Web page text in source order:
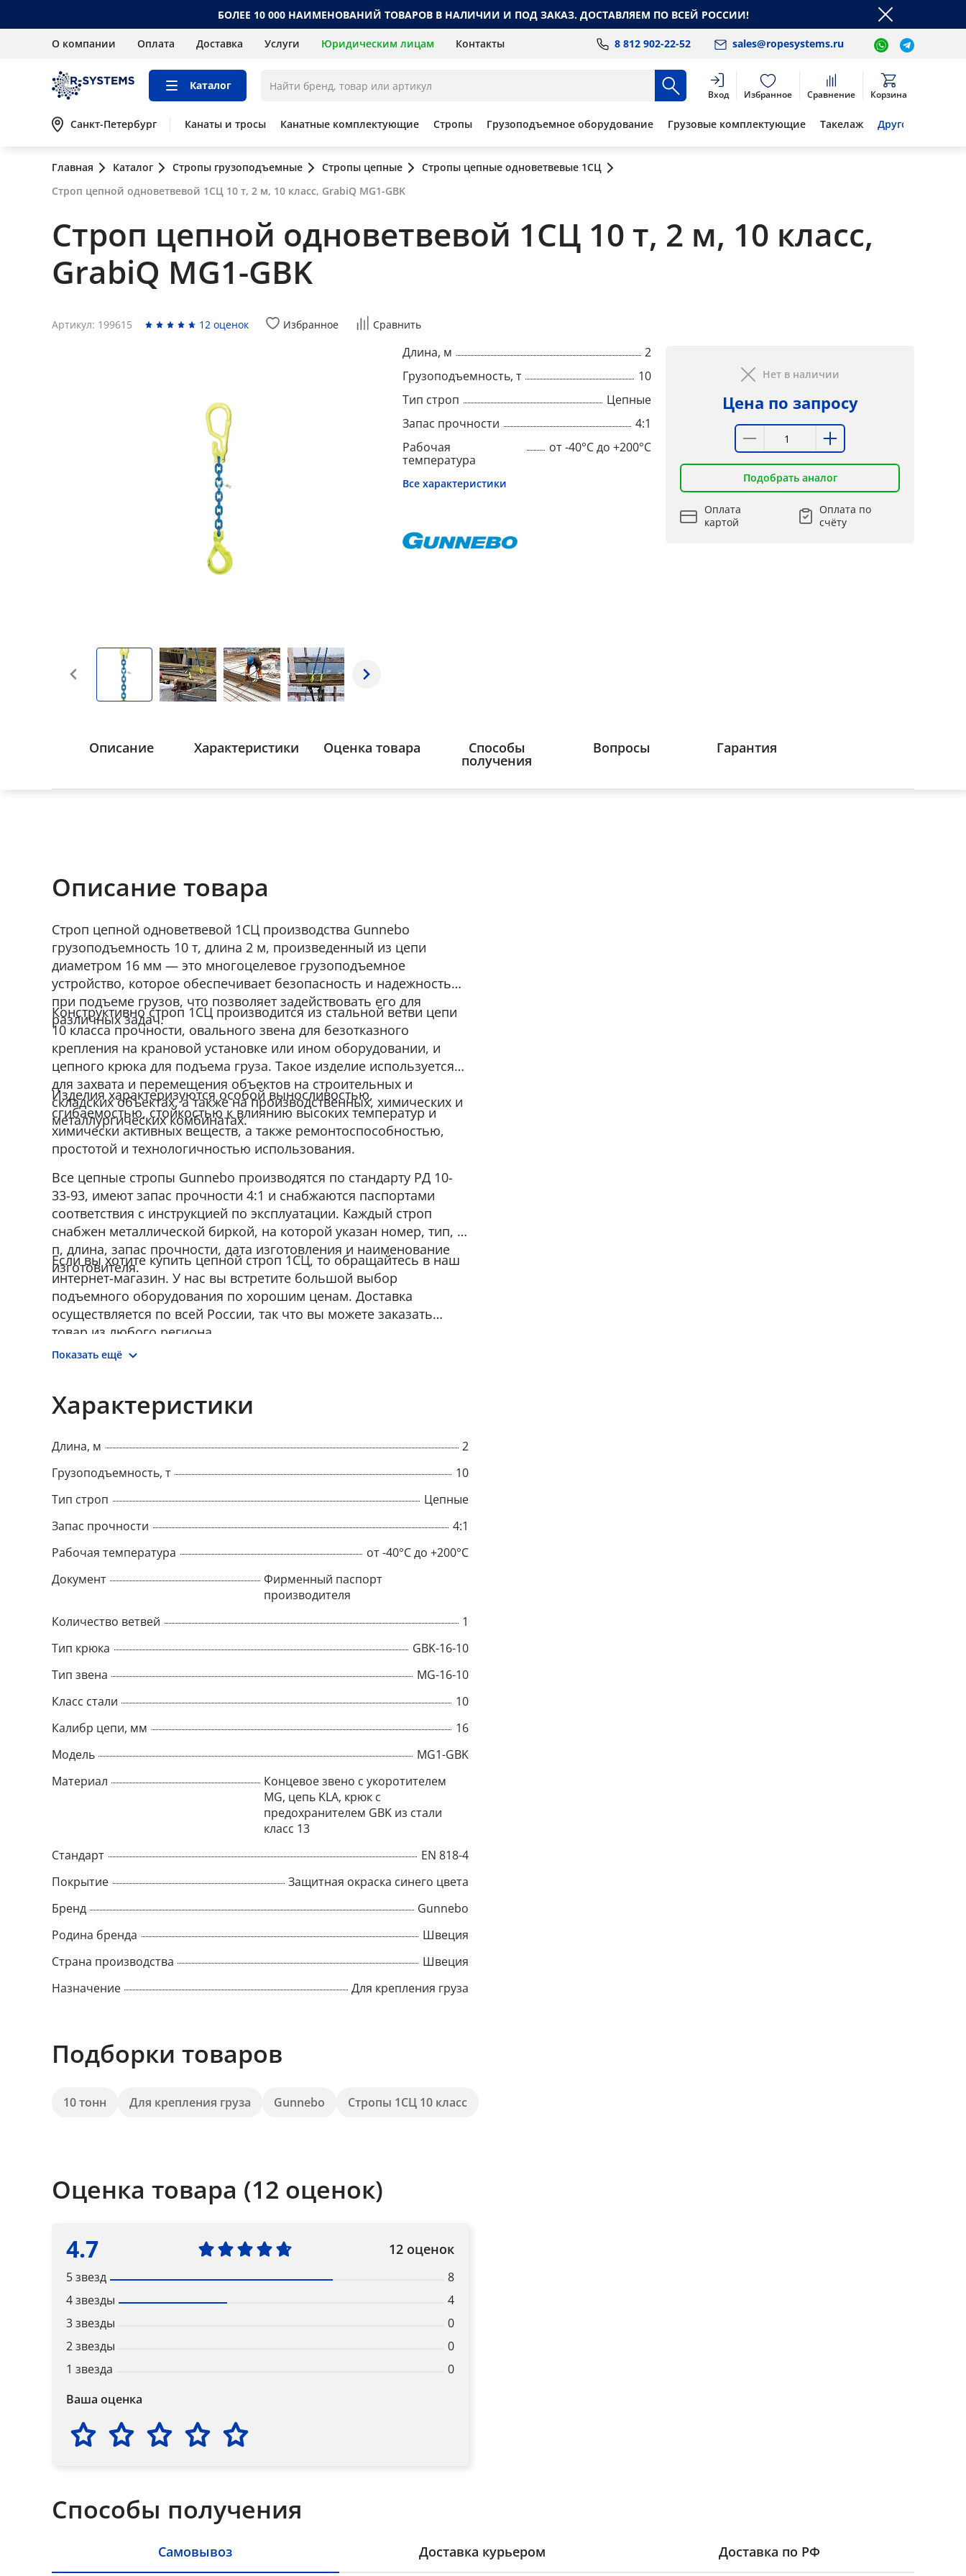
БОЛЕЕ 10 000 НАИМЕНОВАНИЙ ТОВАРОВ В НАЛИЧИИ И ПОД ЗАКАЗ. ДОСТАВЛЯЕМ ПО ВСЕЙ РОССИИ!
О компании Оплата Доставка Услуги Юридическим лицам Контакты 8 812 902-22-52 sales@ropesystems.ru
Каталог
Вход Избранное Сравнение Корзина
Санкт-Петербург Канаты и тросы Канатные комплектующие Стропы Грузоподъемное оборудование Грузовые комплектующие Такелаж Другое
Главная Каталог Стропы грузоподъемные Стропы цепные
Стропы цепные одноветвевые 1СЦ
Строп цепной одноветвевой 1СЦ 10 т, 2 м, 10 класс, GrabiQ MG1-GBK
Строп цепной одноветвевой 1СЦ 10 т, 2 м, 10 класс,
GrabiQ MG1-GBK
Артикул: 199615 12 оценок Избранное Сравнить
Длина, м
2
Грузоподъемность, т
10
Тип строп
Цепные
Запас прочности
4:1
Рабочая
температура
от -40°C до +200°C
Все характеристики
Нет в наличии
Цена по запросу
Подобрать аналог
Оплата
картой
Оплата по
счёту
Описание Характеристики Оценка товара Способы
получения
Вопросы Гарантия
Описание товара
Строп цепной одноветвевой 1СЦ производства Gunnebo
грузоподъемность 10 т, длина 2 м, произведенный из цепи
диаметром 16 мм — это многоцелевое грузоподъемное
устройство, которое обеспечивает безопасность и надежность
при подъеме грузов, что позволяет задействовать его для
различных задач.
Конструктивно строп 1СЦ производится из стальной ветви цепи
10 класса прочности, овального звена для безотказного
крепления на крановой установке или ином оборудовании, и
цепного крюка для подъема груза. Такое изделие используется
для захвата и перемещения объектов на строительных и
складских объектах, а также на производственных, химических и
металлургических комбинатах.
Изделия характеризуются особой выносливостью,
сгибаемостью, стойкостью к влиянию высоких температур и
химически активных веществ, а также ремонтоспособностью,
простотой и технологичностью использования.
Все цепные стропы Gunnebo производятся по стандарту РД 10-
33-93, имеют запас прочности 4:1 и снабжаются паспортами
соответствия с инструкцией по эксплуатации. Каждый строп
снабжен металлической биркой, на которой указан номер, тип, г/
п, длина, запас прочности, дата изготовления и наименование
изготовителя.
Если вы хотите купить цепной строп 1СЦ, то обращайтесь в наш
интернет-магазин. У нас вы встретите большой выбор
подъемного оборудования по хорошим ценам. Доставка
осуществляется по всей России, так что вы можете заказать
товар из любого региона.
Показать ещё
Характеристики
Длина, м
2
Грузоподъемность, т
10
Тип строп
Цепные
Запас прочности
4:1
Рабочая температура
от -40°C до +200°C
Документ
Фирменный паспорт
производителя
Количество ветвей
1
Тип крюка
GBK-16-10
Тип звена
MG-16-10
Класс стали
10
Калибр цепи, мм
16
Модель
MG1-GBK
Материал
Концевое звено с укоротителем
MG, цепь KLA, крюк с
предохранителем GBK из стали
класс 13
Стандарт
EN 818-4
Покрытие
Защитная окраска синего цвета
Бренд
Gunnebo
Родина бренда
Швеция
Страна производства
Швеция
Назначение
Для крепления груза
Подборки товаров
10 тонн Для крепления груза Gunnebo Стропы 1СЦ 10 класс
Оценка товара (12 оценок)
4.7 12 оценок
5 звезд
8
4 звезды
4
3 звезды
0
2 звезды
0
1 звезда
0
Ваша оценка
Способы получения
Самовывоз Доставка курьером Доставка по РФ
Title
Popup Content